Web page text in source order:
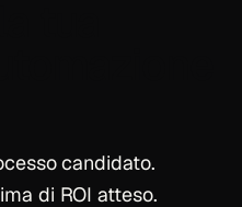
candidato.
di ROI atteso.